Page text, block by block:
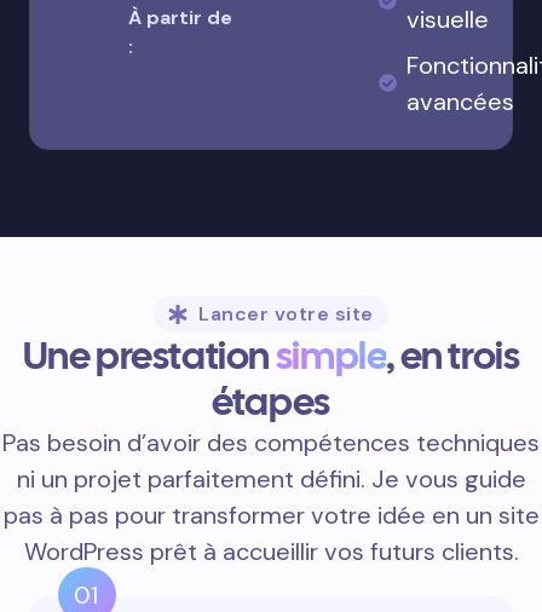
À partir de
:
visuelle
avancées
Lancer votre site
Une prestationsimple, en trois
étapes
Pas besoin d’avoir des compétences techniques
ni un projet parfaitement défini. Je vous guide
pas à pas pour transformer votre idée en un site
WordPress prêt à accueillir vos futurs clients.
01